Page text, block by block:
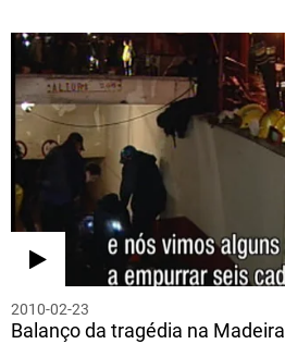
2010-02-23
Balanço da tragédia na Madeira